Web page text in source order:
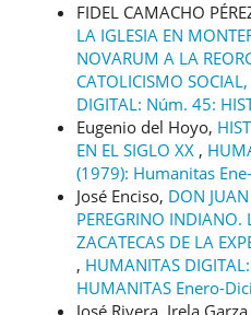
FIDEL CAMACHO
LA IGLESIA EN
NOVARUM A LA
CATOLICISMO
DIGITAL: Núm. 45:
Eugenio del Hoyo,
EN EL SIGLO XX ,
(1979): Humanitas
José Enciso, DON
PEREGRINO INDIANO.
ZACATECAS DE LA
, HUMANITAS
HUMANITAS Enero-